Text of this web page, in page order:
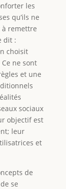
les
qu’ils ne
remettre
dit :
choisit
ne sont
et une
sociaux
objectif est
leur
et
de
se